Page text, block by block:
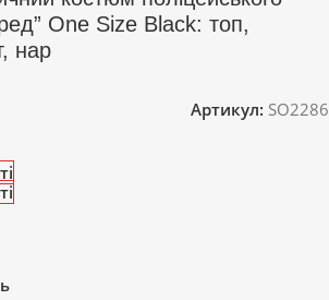
One Size Black: топ,
нар
Артикул: SO2286